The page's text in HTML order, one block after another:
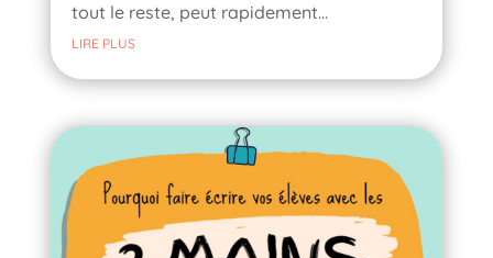
tout le reste, peut rapidement...
LIRE PLUS